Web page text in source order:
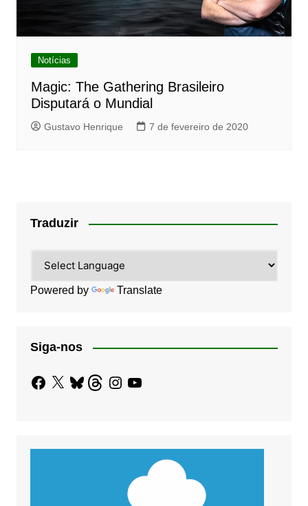
Notícias
Magic: The Gathering Brasileiro
Disputará o Mundial
Gustavo Henrique 7 de fevereiro de 2020
Traduzir
Powered by Translate
Siga-nos
Facebook
X BlueskyThreadsInstagram
YouTube